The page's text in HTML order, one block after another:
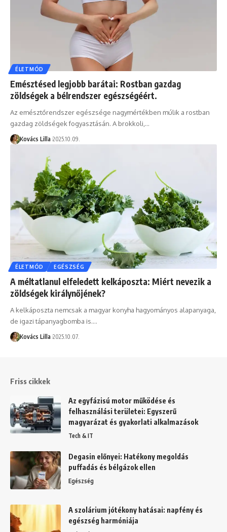
ÉLETMÓD
Emésztésed legjobb barátai: Rostban gazdag
zöldségek a bélrendszer egészségéért.
Az emésztőrendszer egészsége nagymértékben múlik a rostban
gazdag zöldségek fogyasztásán. A brokkoli,…
Kovács Lilla 2025.10.09.
ÉLETMÓD EGÉSZSÉG
A méltatlanul elfeledett kelkáposzta: Miért nevezik a
zöldségek királynőjének?
A kelkáposzta nemcsak a magyar konyha hagyományos alapanyaga,
de igazi tápanyagbomba is.…
Kovács Lilla 2025.10.07.
Friss cikkek
Az egyfázisú motor működése és
felhasználási területei: Egyszerű
magyarázat és gyakorlati alkalmazások
Tech & IT
Degasin előnyei: Hatékony megoldás
puffadás és bélgázok ellen
Egészség
A szolárium jótékony hatásai: napfény és
egészség harmóniája